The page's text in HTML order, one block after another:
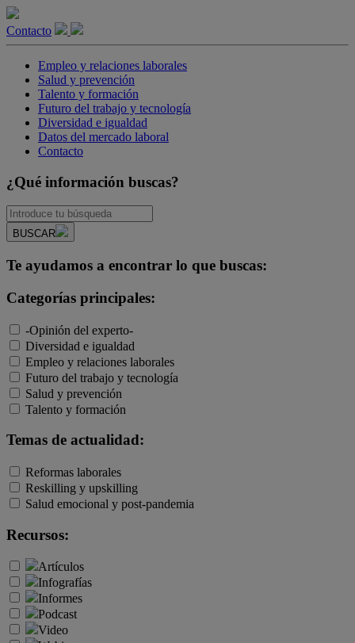
Contacto
Empleo y relaciones laborales
Salud y prevención
Talento y formación
Futuro del trabajo y tecnología
Diversidad e igualdad
Datos del mercado laboral
Contacto
¿Qué información buscas?
BUSCAR
Te ayudamos a encontrar lo que buscas:
Categorías principales:
-Opinión del experto-
Diversidad e igualdad
Empleo y relaciones laborales
Futuro del trabajo y tecnología
Salud y prevención
Talento y formación
Temas de actualidad:
Reformas laborales
Reskilling y upskilling
Salud emocional y post-pandemia
Recursos:
Artículos
Infografías
Informes
Podcast
Video